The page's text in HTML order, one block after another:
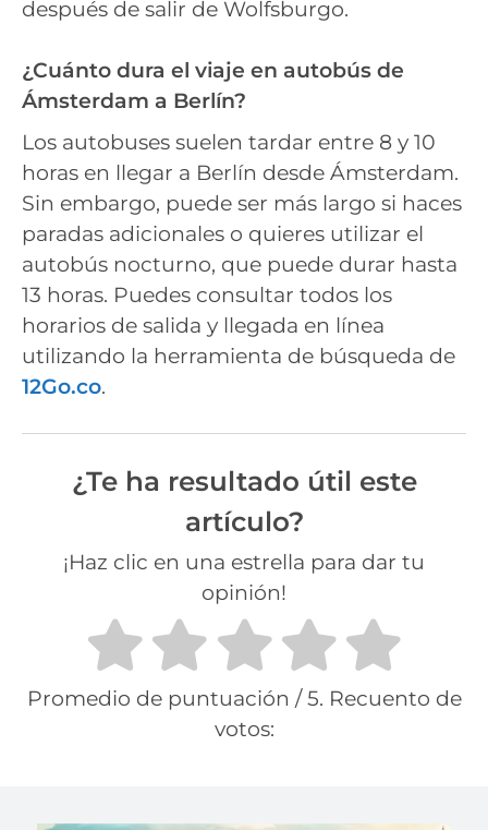
después de salir de Wolfsburgo.
¿Cuánto dura el viaje en autobús de
Ámsterdam a Berlín?
Los autobuses suelen tardar entre 8 y 10
horas en llegar a Berlín desde Ámsterdam.
Sin embargo, puede ser más largo si haces
paradas adicionales o quieres utilizar el
autobús nocturno, que puede durar hasta
13 horas. Puedes consultar todos los
horarios de salida y llegada en línea
utilizando la herramienta de búsqueda de
12Go.co.
¿Te ha resultado útil este
artículo?
¡Haz clic en una estrella para dar tu
opinión!
Promedio de puntuación / 5. Recuento de
votos: